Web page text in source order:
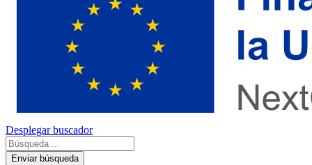
Desplegar buscador
Enviar búsqueda